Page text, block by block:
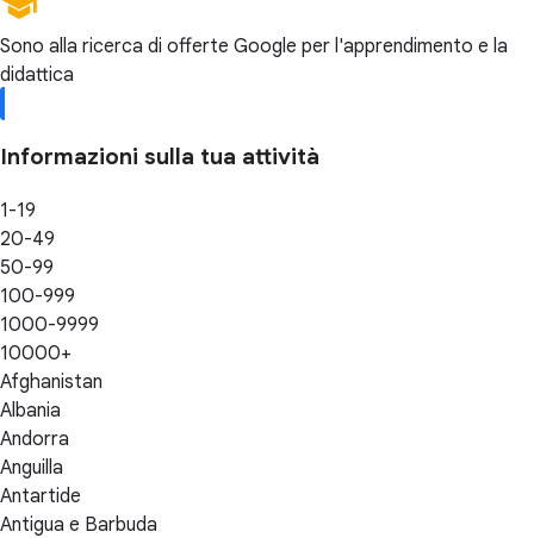
Sono alla ricerca di offerte Google per l'apprendimento e la
didattica
Informazioni sulla tua attività
1-19
20-49
50-99
100-999
1000-9999
10000+
Afghanistan
Albania
Andorra
Anguilla
Antartide
Antigua e Barbuda